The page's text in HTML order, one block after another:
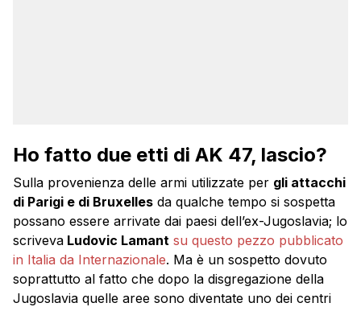
Ho fatto due etti di AK 47, lascio?
Sulla provenienza delle armi utilizzate per gli attacchi
di Parigi e di Bruxelles da qualche tempo si sospetta
possano essere arrivate dai paesi dell’ex-Jugoslavia; lo
scriveva Ludovic Lamant su questo pezzo pubblicato
in Italia da Internazionale. Ma è un sospetto dovuto
soprattutto al fatto che dopo la disgregazione della
Jugoslavia quelle aree sono diventate uno dei centri